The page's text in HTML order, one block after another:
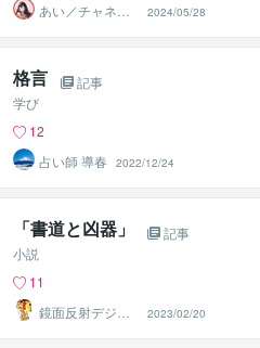
あい／チャネリ
ングアート✨夏S
ALE
2024/05/28
格言
記事
学び
12
占い師 導春
2022/12/24
「書道と凶器」
記事
小説
11
鏡面反射デジタ
ルアート製作所
（鈴木穣）
2023/02/20